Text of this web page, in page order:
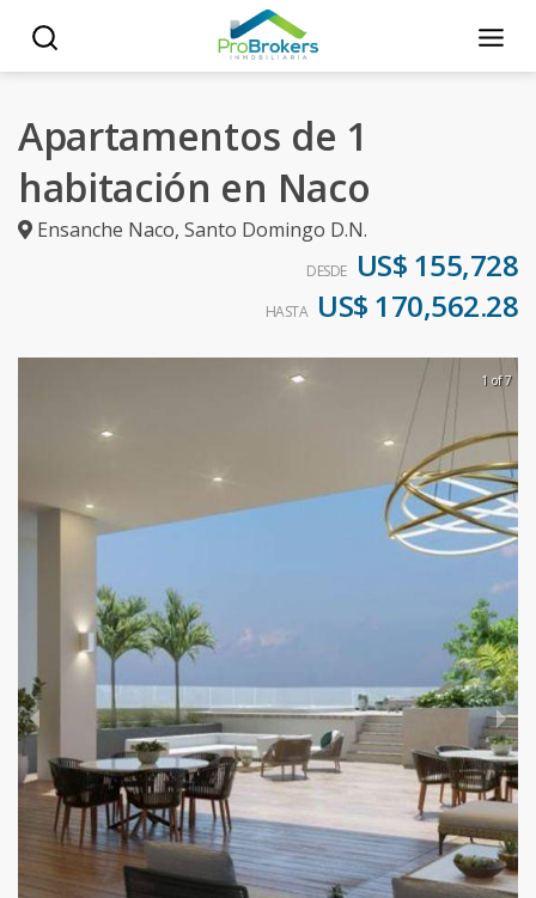
Apartamentos de 1
habitación en Naco
Ensanche Naco, Santo Domingo D.N.
DESDE US$ 155,728
HASTA US$ 170,562.28
1 of 7